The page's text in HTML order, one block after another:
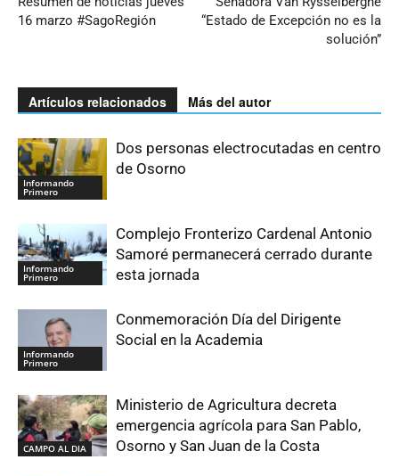
16 marzo #SagoRegión
“Estado de Excepción no es la
solución”
Artículos relacionados Más del autor
Informando
Primero
Dos personas electrocutadas en centro
de Osorno
Informando
Primero
Complejo Fronterizo Cardenal Antonio
Samoré permanecerá cerrado durante
esta jornada
Informando
Primero
Conmemoración Día del Dirigente
Social en la Academia
CAMPO AL DIA
Ministerio de Agricultura decreta
emergencia agrícola para San Pablo,
Osorno y San Juan de la Costa